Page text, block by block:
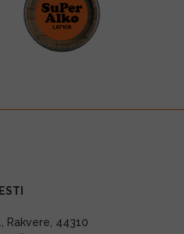
Rakvere, 44310